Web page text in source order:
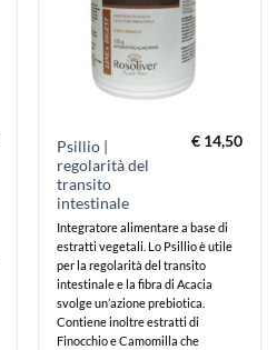
Psillio |
regolarità del
transito
intestinale
€14,50
Integratore alimentare a base di
estratti vegetali. Lo Psillio è utile
per la regolarità del transito
intestinale e la fibra di Acacia
svolge un’azione prebiotica.
Contiene inoltre estratti di
Finocchio e Camomilla che